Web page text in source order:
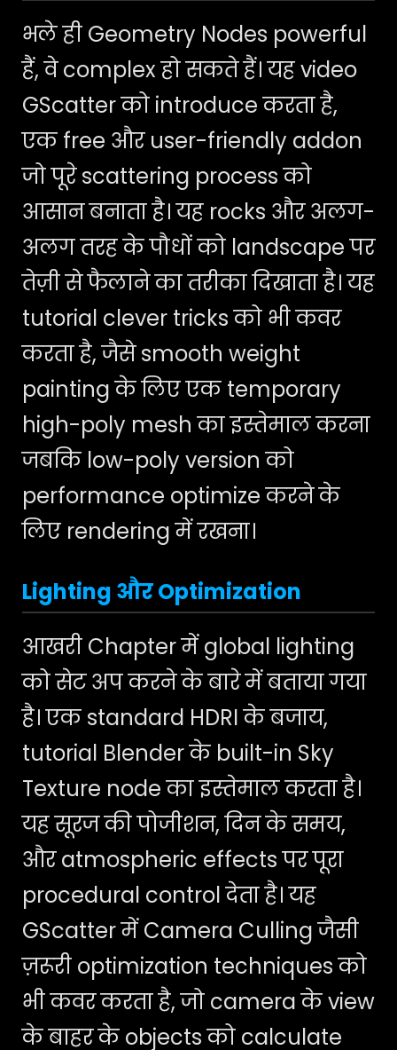
भले ही Geometry Nodes powerful
हैं, वे complex हो सकते हैं। यह video
GScatter को introduce करता है,
एक free और user-friendly addon
जो पूरे scattering process को
आसान बनाता है। यह rocks और अलग-
अलग तरह के पौधों को landscape पर
तेज़ी से फैलाने का तरीका दिखाता है। यह
tutorial clever tricks को भी कवर
करता है, जैसे smooth weight
painting के लिए एक temporary
high-poly mesh का इस्तेमाल करना
जबकि low-poly version को
performance optimize करने के
लिए rendering में रखना।
Lighting और Optimization
आखरी Chapter में global lighting
को सेट अप करने के बारे में बताया गया
है। एक standard HDRI के बजाय,
tutorial Blender के built-in Sky
Texture node का इस्तेमाल करता है।
यह सूरज की पोजीशन, दिन के समय,
और atmospheric effects पर पूरा
procedural control देता है। यह
GScatter में Camera Culling जैसी
ज़रूरी optimization techniques को
भी कवर करता है, जो camera के view
के बाहर के objects को calculate